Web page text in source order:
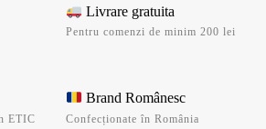
Livrare gratuita
Pentru comenzi de minim 200 lei
ETIC
Brand Românesc
Confecționate în România